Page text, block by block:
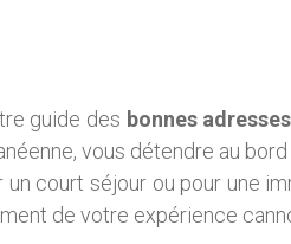
guide des bonnes
vous détendre au
court séjour ou pour une
de votre expérience